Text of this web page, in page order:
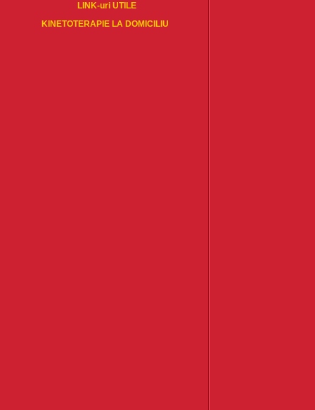
LINK-uri UTILE
KINETOTERAPIE LA DOMICILIU